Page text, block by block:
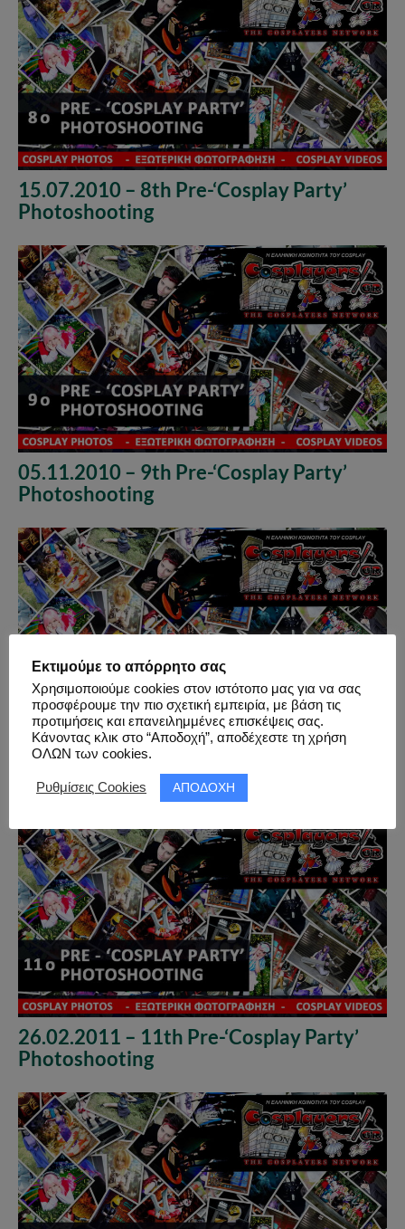
15.07.2010 – 8th Pre-‘Cosplay Party’
Photoshooting
05.11.2010 – 9th Pre-‘Cosplay Party’
Photoshooting
29.01.2011 – 10th Pre-‘Cosplay Party’
Photoshooting
26.02.2011 – 11th Pre-‘Cosplay Party’
Photoshooting
Εκτιμούμε το απόρρητο σας
Χρησιμοποιούμε cookies στον ιστότοπο μας για να σας
προσφέρουμε την πιο σχετική εμπειρία, με βάση τις
προτιμήσεις και επανειλημμένες επισκέψεις σας.
Κάνοντας κλικ στο “Αποδοχή”, αποδέχεστε τη χρήση
ΟΛΩΝ των cookies.
Ρυθμίσεις Cookies ΑΠΟΔΟΧΗ